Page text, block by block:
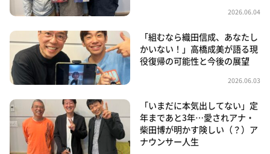
2026.06.04
「組むなら織田信成、あなたし
かいない！」高橋成美が語る現
役復帰の可能性と今後の展望
2026.06.03
「いまだに本気出してない」定
年まであと3年…愛されアナ・
柴田博が明かす険しい（？）ア
ナウンサー人生